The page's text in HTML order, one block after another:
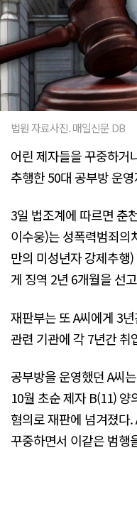
법원 자료사진. 매일신문 DB
어린 제자들을 꾸중하거
추행한 50대 공부방 운
3일 법조계에 따르면 춘
이수웅)는 성폭력범죄의
만의 미성년자 강제추행
게 징역 2년 6개월을 선
재판부는 또 A씨에게 3
관련 기관에 각 7년간 취
공부방을 운영했던 A씨
10월 초순 제자 B(11)
혐의로 재판에 넘겨졌다
꾸중하면서 이같은 범행